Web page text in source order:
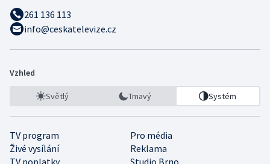
261 136 113
info@ceskatelevize.cz
Vzhled
Světlý Tmavý Systém
TV program
Pro média
Živé vysílání
Reklama
TV poplatky
Studio Brno